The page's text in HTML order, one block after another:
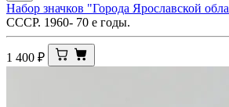
Набор значков "Города Ярославской
СССР. 1960- 70 е годы.
1 400 ₽